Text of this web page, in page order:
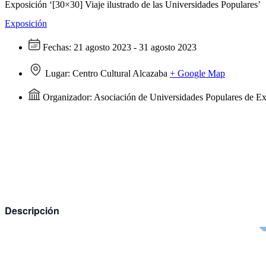
Exposición ‘[30×30] Viaje ilustrado de las Universidades Populares’
Exposición
Fechas: 21 agosto 2023 - 31 agosto 2023
Lugar: Centro Cultural Alcazaba + Google Map
Organizador: Asociación de Universidades Populares de
Descripción